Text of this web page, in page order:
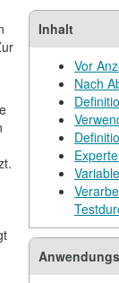
Inhalt
Vor
Nach